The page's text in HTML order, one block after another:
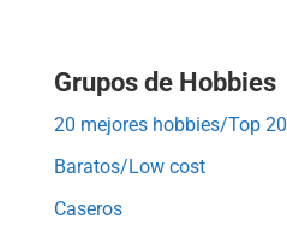
Grupos de Hobbies
20 mejores hobbies/Top 20
Baratos/Low cost
Caseros